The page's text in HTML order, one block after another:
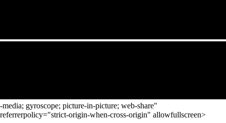
-media; gyroscope; picture-in-picture; web-share"
referrerpolicy="strict-origin-when-cross-origin" allowfullscreen>